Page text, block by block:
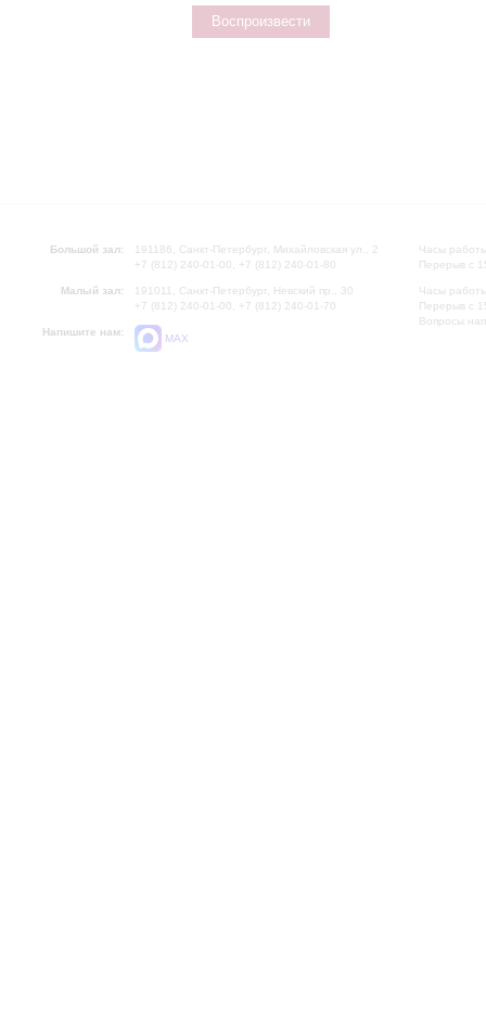
Воспроизвести
Большой зал:
191186, Санкт-Петербург, Михайловская ул., 2
+7 (812) 240-01-00, +7 (812) 240-01-80
Малый зал:
191011, Санкт-Петербург, Невский пр., 30
+7 (812) 240-01-00, +7 (812) 240-01-70
Напишите нам:
MAX
Часы
Перерыв с
Часы
Перерыв с
Вопросы